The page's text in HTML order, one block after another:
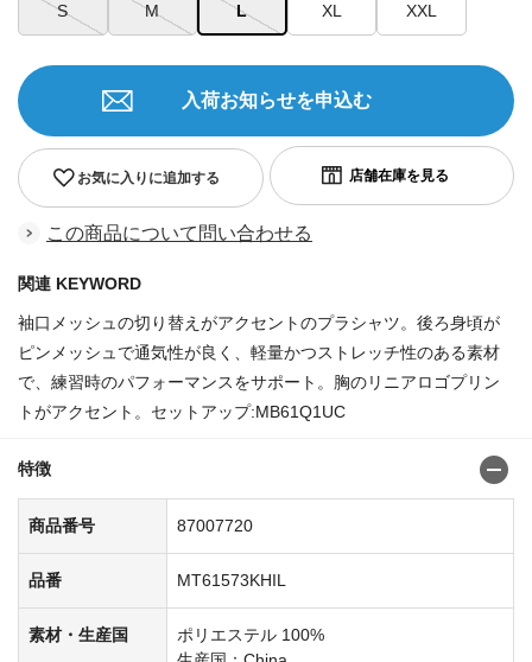
S M L XL XXL
お気に入りに追加する
入荷お知らせを申込む
この商品について問い合わせる
関連 KEYWORD
袖口メッシュの切り替えがアクセントのプラシャツ。後ろ身頃が
ピンメッシュで通気性が良く、軽量かつストレッチ性のある素材
で、練習時のパフォーマンスをサポート。胸のリニアロゴプリン
トがアクセント。セットアップ:MB61Q1UC
特徴
商品番号 87007720
品番 MT61573KHIL
素材・生産国
ポリエステル 100%